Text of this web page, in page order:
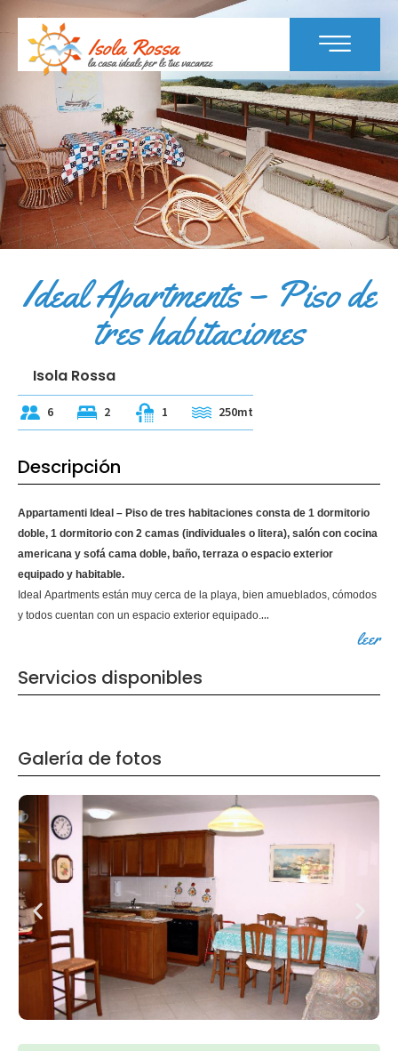
Ideal Apartments – Piso de
tres habitaciones
Isola Rossa
6 2 1 250mt
Descripción
Appartamenti Ideal – Piso de tres habitaciones consta de 1 dormitorio
doble, 1 dormitorio con 2 camas (individuales o litera), salón con cocina
americana y sofá cama doble, baño, terraza o espacio exterior
equipado y habitable.
Ideal Apartments están muy cerca de la playa, bien amueblados, cómodos
y todos cuentan con un espacio exterior equipado....
leer
Servicios disponibles
Galería de fotos